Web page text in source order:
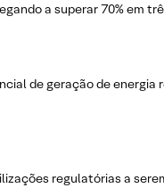
a superar 70% em
de geração de energia
regulatórias a